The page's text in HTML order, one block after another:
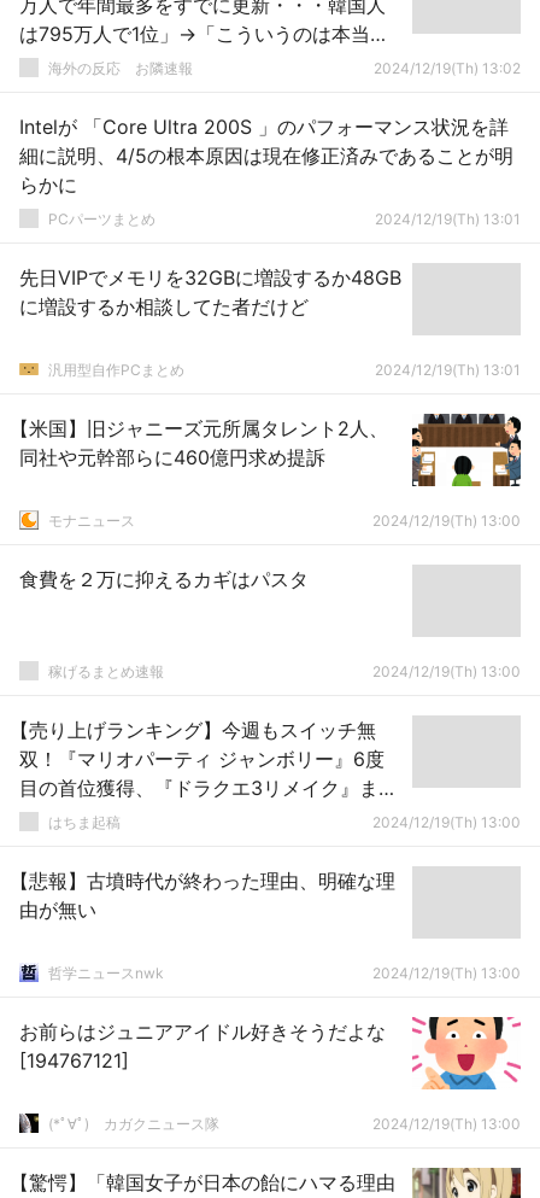
万人で年間最多をすでに更新・・・韓国人
は795万人で1位」→「こういうのは本当に
日本が羨ましいよ」「日本に行ってみれば
国、台湾）よりはるかに低いのがコメディ
ーである（笑）」
海外の反応 お隣速報 2024/12/19(Th) 13:02
Intelが 「Core Ultra 200S 」のパフォーマンス状況を詳
細に説明、4/5の根本原因は現在修正済みであることが明
らかに
PCパーツまとめ 2024/12/19(Th) 13:01
先日VIPでメモリを32GBに増設するか48GB
に増設するか相談してた者だけど
汎用型自作PCまとめ 2024/12/19(Th) 13:01
【米国】旧ジャニーズ元所属タレント2人、
同社や元幹部らに460億円求め提訴
モナニュース 2024/12/19(Th) 13:00
食費を２万に抑えるカギはパスタ
稼げるまとめ速報 2024/12/19(Th) 13:00
【売り上げランキング】今週もスイッチ無
双！『マリオパーティ ジャンボリー』6度
目の首位獲得、『ドラクエ3リメイク』まだ
まだ好調
はちま起稿 2024/12/19(Th) 13:00
【悲報】古墳時代が終わった理由、明確な理
由が無い
哲学ニュースnwk 2024/12/19(Th) 13:00
お前らはジュニアアイドル好きそうだよな
[194767121]
(*ﾟ∀ﾟ)ゞカガクニュース隊 2024/12/19(Th) 13:00
【驚愕】「韓国女子が日本の飴にハマる理由